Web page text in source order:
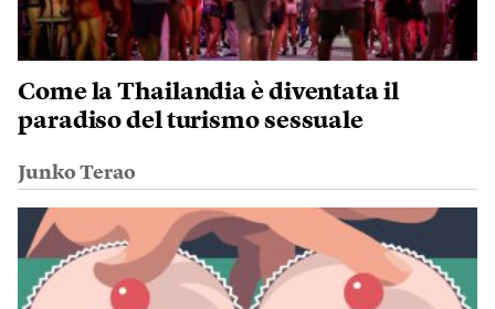
Come la Thailandia è diventata il
paradiso del turismo sessuale
Junko Terao